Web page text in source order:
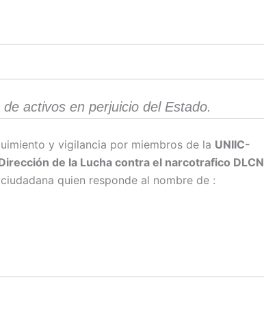
activos en perjuicio del Estado.
y vigilancia por miembros de la UNIIC-
de la Lucha contra el narcotrafico DLCN
quien responde al nombre de :